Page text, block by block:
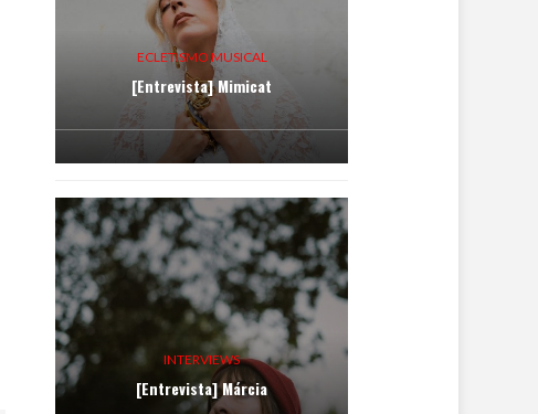
ECLETISMO MUSICAL
[Entrevista] Mimicat
INTERVIEWS
[Entrevista] Márcia